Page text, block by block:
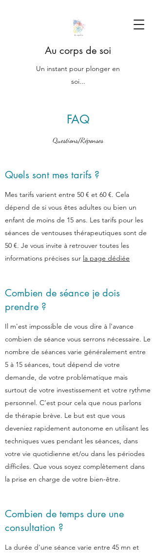
Au corps de soi
Un instant pour plonger en
soi...
FAQ
Questions/Réponses
Quels sont mes tarifs ?
Mes tarifs varient entre 50 € et 60 €. Cela
dépend de si vous êtes adultes ou bien un
enfant de moins de 15 ans. Les tarifs pour les
séances de ventouses thérapeutiques sont de
50 €. Je vous invite à retrouver toutes les
informations précises sur la page dédiée
Combien de séance je dois
prendre ?
Il m'est impossible de vous dire à l'avance
combien de séance vous serrons nécessaire. Le
nombre de séances varie généralement entre
5 à 15 séances, tout dépend de votre
demande, de votre problématique mais
surtout de votre investissement et votre rythme
personnel. C’est pour cela que nous parlons
de thérapie brève. Le but est que vous
deveniez rapidement autonome en utilisant les
techniques vues pendant les séances, dans
votre vie quotidienne et/ou dans les périodes
difficiles. Que vous soyez complètement dans
la prise en charge de votre bien-être.
Combien de temps dure une
consultation ?
La durée d'une séance varie entre 45 mn et